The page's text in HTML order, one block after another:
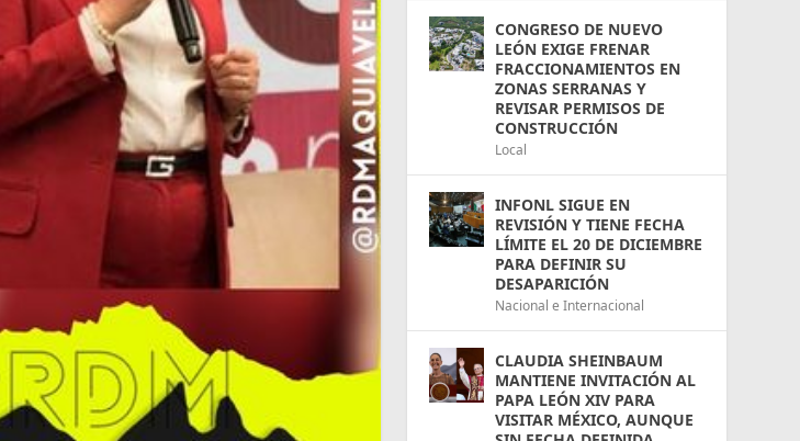
CONGRESO DE NUEVO
LEÓN EXIGE FRENAR
FRACCIONAMIENTOS EN
ZONAS SERRANAS Y
REVISAR PERMISOS DE
CONSTRUCCIÓN
Local
INFONL SIGUE EN
REVISIÓN Y TIENE FECHA
LÍMITE EL 20 DE DICIEMBRE
PARA DEFINIR SU
DESAPARICIÓN
Nacional e Internacional
CLAUDIA SHEINBAUM
MANTIENE INVITACIÓN AL
PAPA LEÓN XIV PARA
VISITAR MÉXICO, AUNQUE